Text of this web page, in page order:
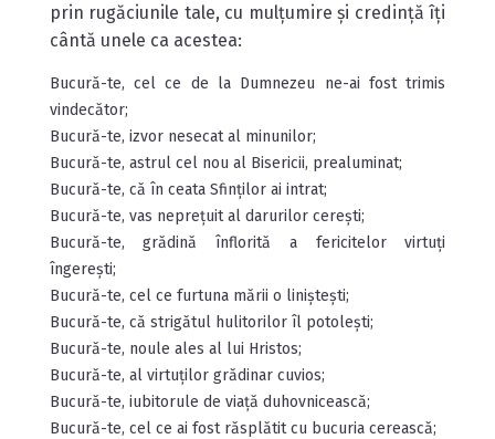
prin rugăciunile tale, cu mulțumire și credință îți
cântă unele ca acestea:
Bucură-te, cel ce de la Dumnezeu ne-ai fost trimis
vindecător;
Bucură-te, izvor nesecat al minunilor;
Bucură-te, astrul cel nou al Bisericii, prealuminat;
Bucură-te, că în ceata Sfinților ai intrat;
Bucură-te, vas neprețuit al darurilor cerești;
Bucură-te, grădină înflorită a fericitelor virtuți
îngerești;
Bucură-te, cel ce furtuna mării o liniștești;
Bucură-te, că strigătul hulitorilor îl potolești;
Bucură-te, noule ales al lui Hristos;
Bucură-te, al virtuților grădinar cuvios;
Bucură-te, iubitorule de viață duhovnicească;
Bucură-te, cel ce ai fost răsplătit cu bucuria cerească;